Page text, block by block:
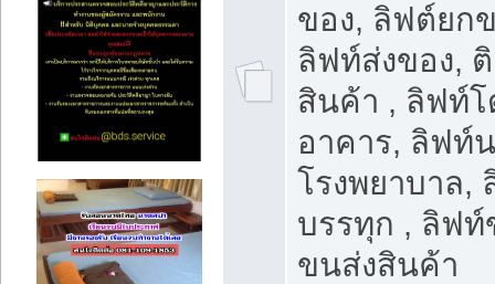
ของ, ลิฟต์ยก
ลิฟท์ส่งของ,
สินค้า , ลิฟท์
อาคาร, ลิฟท์
โรงพยาบาล,
บรรทุก , ลิฟ
ขนส่งสินค้า